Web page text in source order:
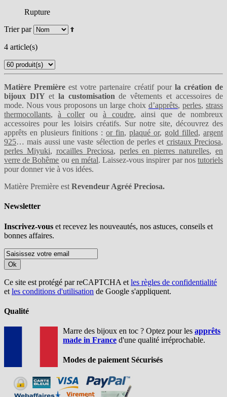
Rupture
Trier par
4 article(s)
Matière Première est votre partenaire créatif pourla création de
bijoux DIY etla customisation de vêtements et accessoires de
mode. Nous vous proposons un large choix d’apprêts, perles, strass
thermocollants,à collerouà coudre, ainsi que de nombreux
accessoires pour les loisirs créatifs. Sur notre site, découvrez des
apprêts en plusieurs finitions : or fin, plaqué or, gold filled, argent
925… mais aussi une vaste sélection de perles et cristaux Preciosa,
perles Miyuki, rocailles Preciosa, perles en pierres naturelles, en
verre de Bohême ou en métal. Laissez-vous inspirer par nostutoriels
pour donner vie à vos idées.
Matière Première est Revendeur Agréé Preciosa.
Newsletter
Inscrivez-vous et recevez les nouveautés, nos astuces, conseils et
bonnes affaires.
Ok
Ce site est protégé par reCAPTCHA et les règles de confidentialité
et les conditions d'utilisation de Google s'appliquent.
Qualité
Marre des bijoux en toc ? Optez pour les apprêts
made in France d'une qualité irréprochable.
Modes de paiement Sécurisés